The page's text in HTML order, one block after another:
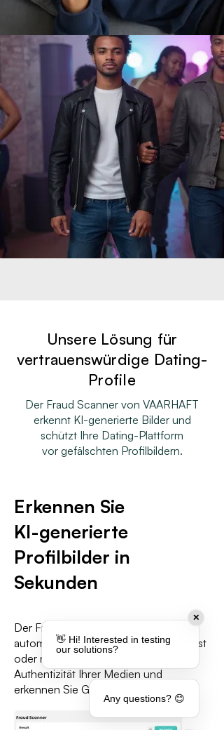
Unsere Lösung für
vertrauenswürdige Dating-
Profile
Der Fraud Scanner von VAARHAFT
erkennt KI-generierte Bilder und
schützt Ihre Dating-Plattform
vor gefälschten Profilbildern.
Erkennen Sie
KI-generierte
Profilbilder in
Sekunden
Der Fraud Scanner erkennt
automatisch, ob ein Bild KI-generiert ist
oder nicht. Bewerten Sie die
Authentizität Ihrer Medien und
erkennen Sie GenAI und Deepfakes.
✕
👋 Hi! Interested in testing
our solutions?
Any questions? 😊